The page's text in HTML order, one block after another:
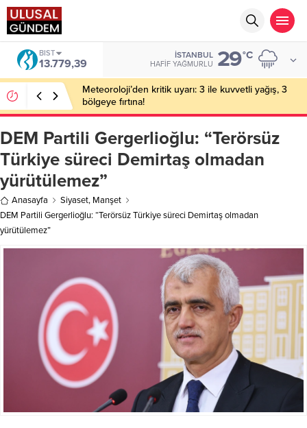
DOLAR
47,7155
İSTANBUL
HAFIF YAĞMURLU 29°C
Meteoroloji’den kritik uyarı: 3 ile kuvvetli yağış, 3
bölgeye fırtına!
DEM Partili Gergerlioğlu: “Terörsüz
Türkiye süreci Demirtaş olmadan
yürütülemez”
Anasayfa Siyaset, Manşet
DEM Partili Gergerlioğlu: “Terörsüz Türkiye süreci Demirtaş olmadan
yürütülemez”